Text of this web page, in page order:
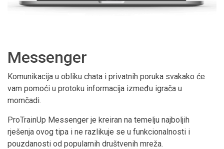
Messenger
Komunikacija u obliku chata i privatnih poruka svakako će
vam pomoći u protoku informacija između igrača u
momčadi.
ProTrainUp Messenger je kreiran na temelju najboljih
rješenja ovog tipa i ne razlikuje se u funkcionalnosti i
pouzdanosti od popularnih društvenih mreža.